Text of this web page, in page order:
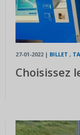
27-01-2022 | BILLET ,
Choisissez